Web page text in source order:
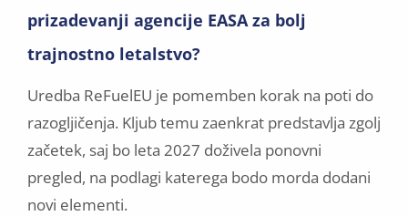
prizadevanji agencije EASA za bolj
trajnostno letalstvo?
Uredba ReFuelEU je pomemben korak na poti do
razogljičenja. Kljub temu zaenkrat predstavlja zgolj
začetek, saj bo leta 2027 doživela ponovni
pregled, na podlagi katerega bodo morda dodani
novi elementi.